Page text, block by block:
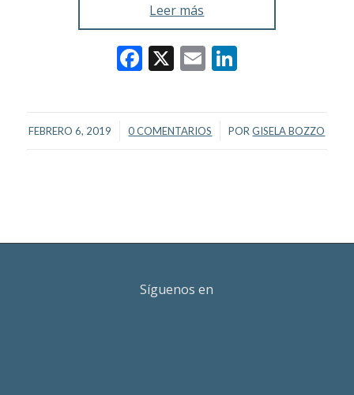
Leer más
Facebook
X EmailLinkedIn
FEBRERO 6, 2019
/ 0 COMENTARIOS
/ PORGISELA BOZZO
Síguenos en